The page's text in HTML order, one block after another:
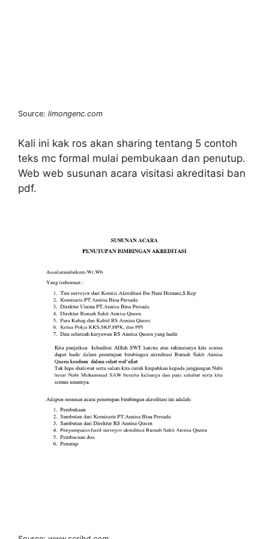
Source: limongenc.com
Kali ini kak ros akan sharing tentang 5 contoh
teks mc formal mulai pembukaan dan penutup.
Web web susunan acara visitasi akreditasi ban
pdf.